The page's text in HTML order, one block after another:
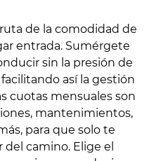
de la comodidad de
entrada. Sumérgete
sin la presión de
así la gestión
cuotas mensuales son
mantenimientos,
para que solo te
camino. Elige el